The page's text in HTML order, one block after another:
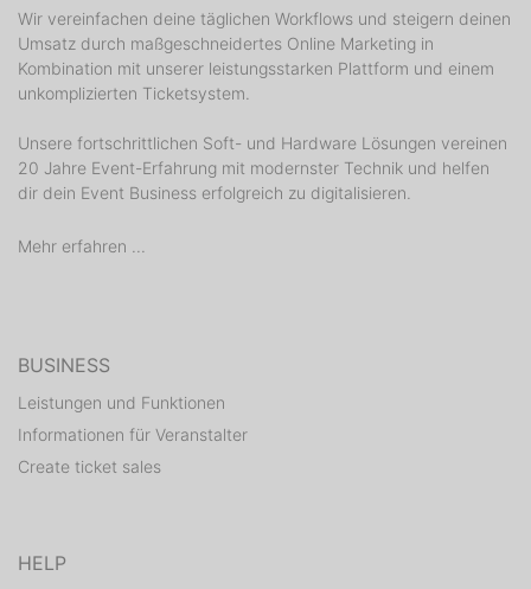
Wir vereinfachen deine täglichen Workflows und steigern deinen
Umsatz durch maßgeschneidertes Online Marketing in
Kombination mit unserer leistungsstarken Plattform und einem
unkomplizierten Ticketsystem.
Unsere fortschrittlichen Soft- und Hardware Lösungen vereinen
20 Jahre Event-Erfahrung mit modernster Technik und helfen
dir dein Event Business erfolgreich zu digitalisieren.
Mehr erfahren ...
BUSINESS
Leistungen und Funktionen
Informationen für Veranstalter
Create ticket sales
HELP